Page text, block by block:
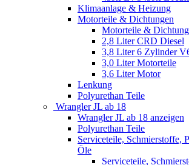
Klimaanlage & Heizung
Motorteile & Dichtungen
Motorteile &
2,8 Liter CRD Diesel
3,8 Liter 6 Zylinder
3,0 Liter Motorteile
3,6 Liter Motor
Lenkung
Polyurethan Teile
Wrangler JL ab 18
Wrangler JL ab 18 anzeigen
Polyurethan Teile
Serviceteile, Schmierstoffe,
Öle
Serviceteile,